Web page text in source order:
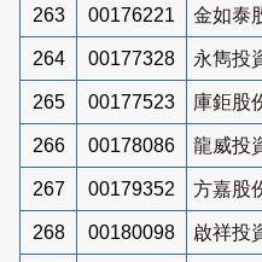
263 00176221 金如泰
264 00177328 永雋投
265 00177523 庫鉅股
266 00178086 龍威投
267 00179352 方嘉股
268 00180098 啟祥投